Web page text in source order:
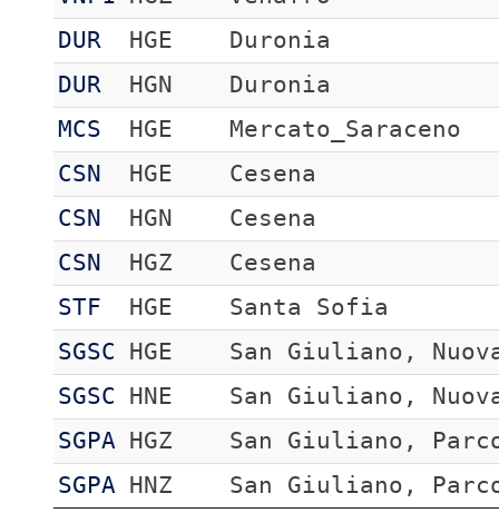
DUR
HGE
Duronia
DUR
HGN
Duronia
MCS
HGE
Mercato_Saraceno
CSN
HGE
Cesena
CSN
HGN
Cesena
CSN
HGZ
Cesena
STF
HGE
Santa Sofia
SGSC
HGE
San Giuliano,
SGSC
HNE
San Giuliano,
SGPA
HGZ
San Giuliano,
SGPA
HNZ San Giuliano,